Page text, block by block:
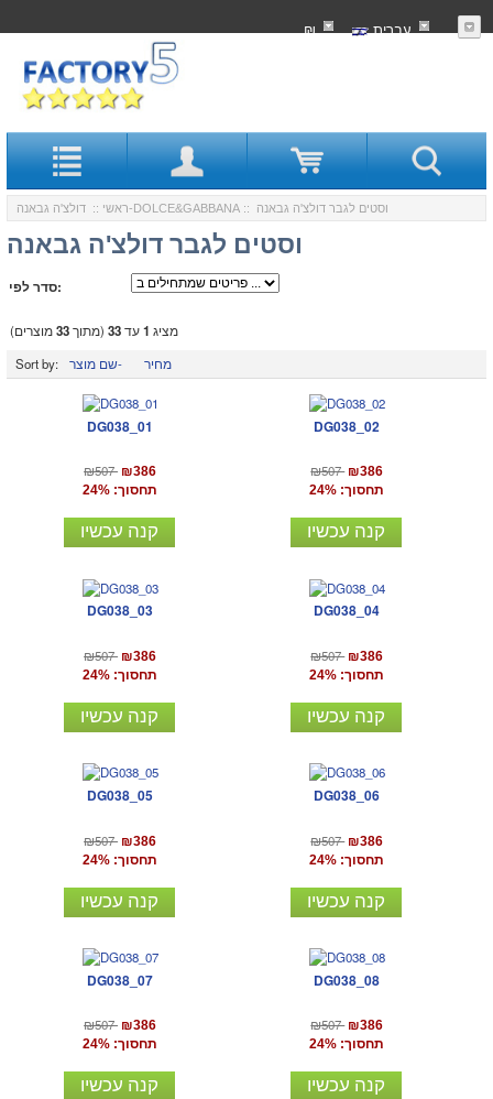
עִברִית ₪
ראשי :: דולצ'ה גבאנה-DOLCE&GABBANA :: וסטים לגבר דולצ'ה גבאנה
וסטים לגבר דולצ'ה גבאנה
סדר לפי:
מציג 1עד33 (מתוך33מוצרים)
Sort by:
שם מוצר- מחיר
DG038_01
₪507 ₪386
תחסוך: 24%
קנה עכשיו
DG038_02
₪507 ₪386
תחסוך: 24%
קנה עכשיו
DG038_03
₪507 ₪386
תחסוך: 24%
קנה עכשיו
DG038_04
₪507 ₪386
תחסוך: 24%
קנה עכשיו
DG038_05
₪507 ₪386
תחסוך: 24%
קנה עכשיו
DG038_06
₪507 ₪386
תחסוך: 24%
קנה עכשיו
DG038_07
₪507 ₪386
תחסוך: 24%
קנה עכשיו
DG038_08
₪507 ₪386
תחסוך: 24%
קנה עכשיו